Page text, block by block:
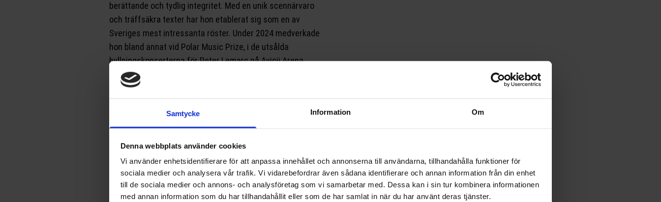
Samtycke Information Om
Denna webbplats använder cookies
Vi använder enhetsidentifierare för att anpassa innehållet och annonserna till användarna, tillhandahålla funktioner för
sociala medier och analysera vår trafik. Vi vidarebefordrar även sådana identifierare och annan information från din enhet
till de sociala medier och annons- och analysföretag som vi samarbetar med. Dessa kan i sin tur kombinera informationen
med annan information som du har tillhandahållit eller som de har samlat in när du har använt deras tjänster.
berättande och tydlig integritet. Med en unik scennärvaro
och träffsäkra texter har hon etablerat sig som en av
Sveriges mest intressanta röster. Under 2024 medverkade
hon bland annat vid Polar Music Prize, i de utsålda
hyllningskonserterna för Peter Lemarc på Avicii Arena
samt i hyllningar till Olle Adolphson och Marie Nilsson
Lind/Ainbusk på Cirkus i Stockholm.